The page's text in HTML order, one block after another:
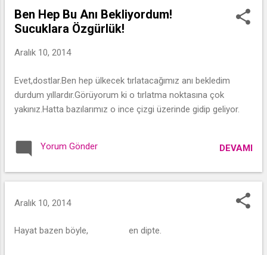
Ben Hep Bu Anı Bekliyordum!
Sucuklara Özgürlük!
Aralık 10, 2014
Evet,dostlar.Ben hep ülkecek tırlatacağımız anı bekledim
durdum yıllardır.Görüyorum ki o tırlatma noktasına çok
yakınız.Hatta bazılarımız o ince çizgi üzerinde gidip geliyor.
Yorum Gönder DEVAMI
Aralık 10, 2014
Hayat bazen böyle, en dipte.